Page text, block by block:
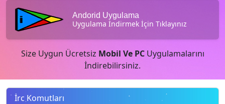
Andorid Uygulama
Uygulama İndirmek İçin Tıklayınız
Size Uygun Ücretsiz Mobil Ve PC Uygulamalarını
İndirebilirsiniz.
İrc Komutları